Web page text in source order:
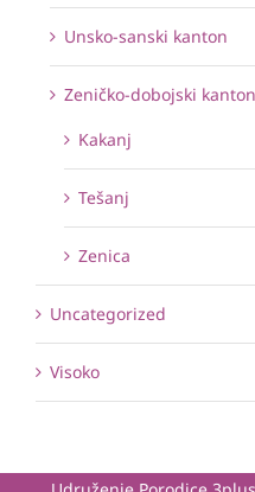
Unsko-sanski kanton
Zeničko-dobojski kanton
Kakanj
Tešanj
Zenica
Uncategorized
Visoko